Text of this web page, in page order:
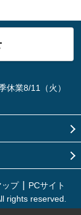
業8/11（火）
ップ
PCサイト
rights reserved.